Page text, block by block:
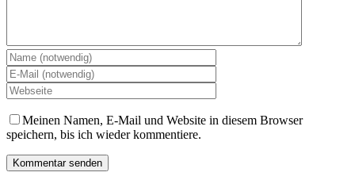
Meinen Namen, E-Mail und Website in diesem Browser
speichern, bis ich wieder kommentiere.